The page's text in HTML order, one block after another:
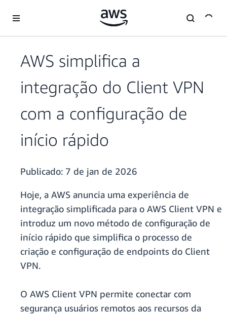
Pular para o conteúdo principal
AWS simplifica a
integração do Client VPN
com a configuração de
início rápido
Publicado: 7 de jan de 2026
Hoje, a AWS anuncia uma experiência de
integração simplificada para o AWS Client VPN e
introduz um novo método de configuração de
início rápido que simplifica o processo de
criação e configuração de endpoints do Client
VPN.
O AWS Client VPN permite conectar com
segurança usuários remotos aos recursos da